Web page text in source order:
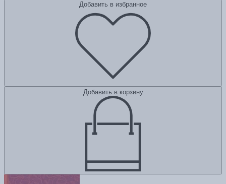
Добавить в избранное
Добавить в корзину